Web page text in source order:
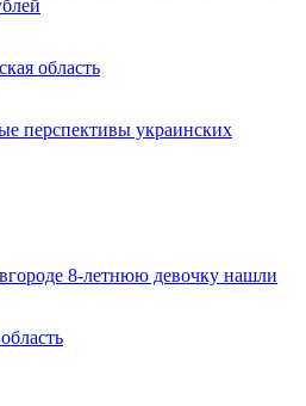
область
перспективы украинских
8-летнюю девочку нашли